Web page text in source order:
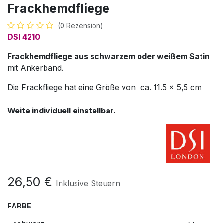
Frackhemdfliege
(0 Rezension)
DSI 4210
Frackhemdfliege aus schwarzem oder weißem Satin
mit Ankerband.
Die Frackfliege hat eine Größe von ca. 11.5 x 5,5 cm
Weite individuell einstellbar.
26,50 € Inklusive Steuern
FARBE